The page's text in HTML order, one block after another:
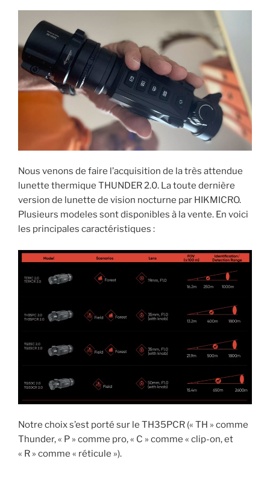
Nous venons de faire l’acquisition de la très attendue
lunette thermique THUNDER 2.0. La toute dernière
version de lunette de vision nocturne par HIKMICRO.
Plusieurs modeles sont disponibles à la vente. En voici
les principales caractéristiques :
Notre choix s’est porté sur le TH35PCR (« TH » comme
Thunder, « P » comme pro, « C » comme « clip-on, et
« R » comme « réticule »).